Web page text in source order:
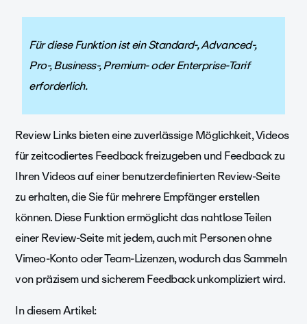
Für diese Funktion ist ein Standard-, Advanced-,
Pro-, Business-, Premium- oder Enterprise-Tarif
erforderlich.
Review Links bieten eine zuverlässige Möglichkeit, Videos
für zeitcodiertes Feedback freizugeben und Feedback zu
Ihren Videos auf einer benutzerdefinierten Review-Seite
zu erhalten, die Sie für mehrere Empfänger erstellen
können. Diese Funktion ermöglicht das nahtlose Teilen
einer Review-Seite mit jedem, auch mit Personen ohne
Vimeo-Konto oder Team-Lizenzen, wodurch das Sammeln
von präzisem und sicherem Feedback unkompliziert wird.
In diesem Artikel: